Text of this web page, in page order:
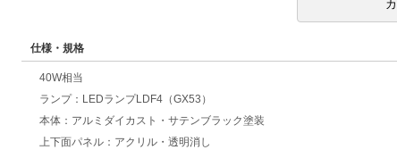
仕様・規格
40W相当
ランプ：LEDランプLDF4（GX53）
本体：アルミダイカスト・サテンブラック塗装
上下面パネル：アクリル・透明消し